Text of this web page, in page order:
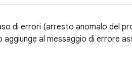
di errori (arresto anomalo del
aggiunge al messaggio di errore